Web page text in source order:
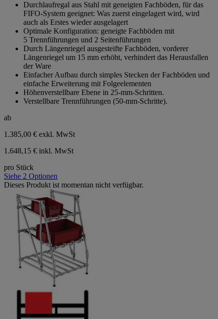
Sternen.
Durchlaufregal aus Stahl mit geneigten Fachböden, für das
FIFO-System geeignet: Was zuerst eingelagert wird, wird
auch als Erstes wieder ausgelagert
Optimale Konfiguration: geneigte Fachböden mit
5 Trennführungen und 2 Seitenführungen
Durch Längenriegel ausgesteifte Fachböden, vorderer
Längenriegel um 15 mm erhöht, verhindert das Herausfallen
der Ware
Einfacher Aufbau durch simples Stecken der Fachböden und
einfache Erweiterung mit Folgeelementen
Höhenverstellbare Ebene in 25‑mm‑Schritten.
Verstellbare Trennführungen (50‑mm‑Schritte).
ab
1.385,00 € exkl. MwSt
1.648,15 € inkl. MwSt
pro Stück
Siehe 2 Optionen
Dieses Produkt ist momentan nicht verfügbar.